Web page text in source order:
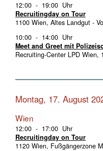
12:00 - 19:00 Uhr
Recruitingday on Tour
1100 Wien, Altes Landgut -
10:00 - 14:00 Uhr
Meet and Greet mit
Recruiting-Center LPD
Montag, 17. August
Wien
12:00 - 17:00 Uhr
Recruitingday on Tour
1120 Wien, Fußgängerzone